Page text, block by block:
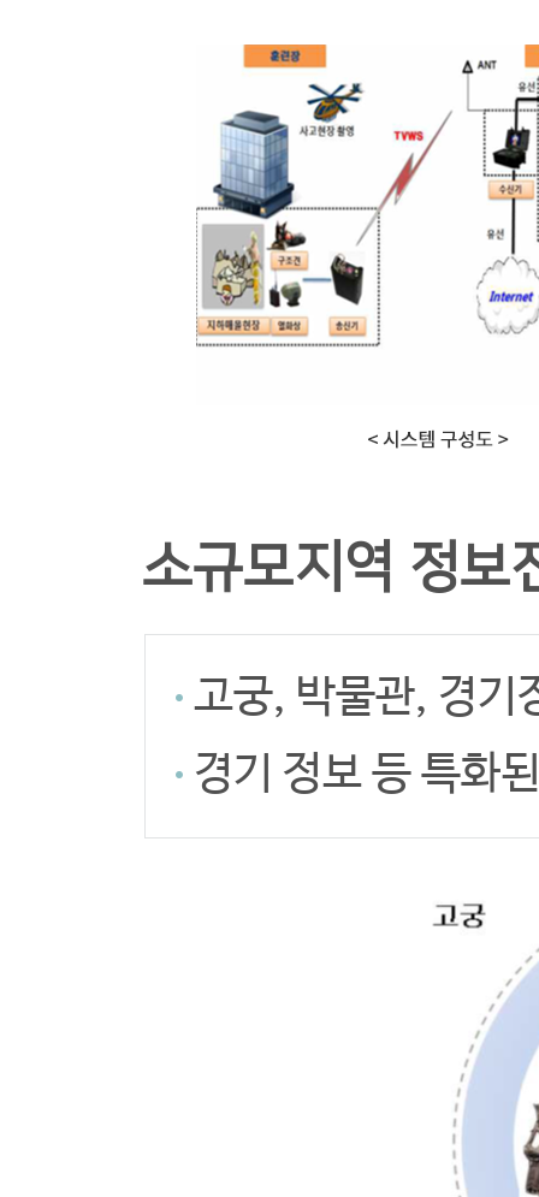
소규모지역 정보
고궁, 박물관, 경기
경기 정보 등 특화